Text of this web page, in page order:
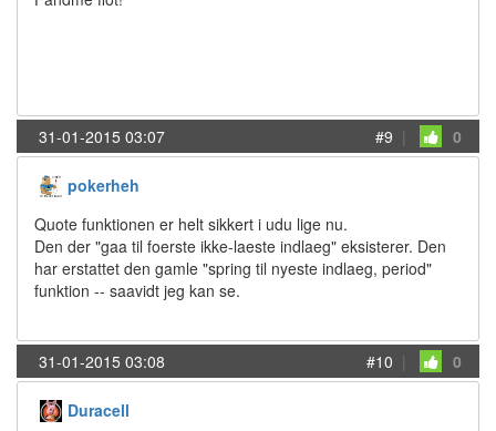
31-01-2015 03:07 #9 | 0
pokerheh
Quote funktionen er helt sikkert i udu lige nu.
Den der "gaa til foerste ikke-laeste indlaeg" eksisterer. Den
har erstattet den gamle "spring til nyeste indlaeg, period"
funktion -- saavidt jeg kan se.
31-01-2015 03:08 #10 | 0
Duracell